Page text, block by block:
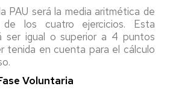
PAU será la media aritmética de
de los cuatro ejercicios. Esta
ser igual o superior a 4 puntos
tenida en cuenta para el cálculo
Voluntaria